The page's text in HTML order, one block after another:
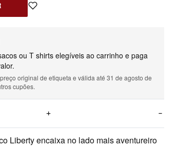
ou T shirts elegíveis ao carrinho e paga
original de etiqueta e válida até 31 de agosto de
cupões.
Liberty encaixa no lado mais aventureiro